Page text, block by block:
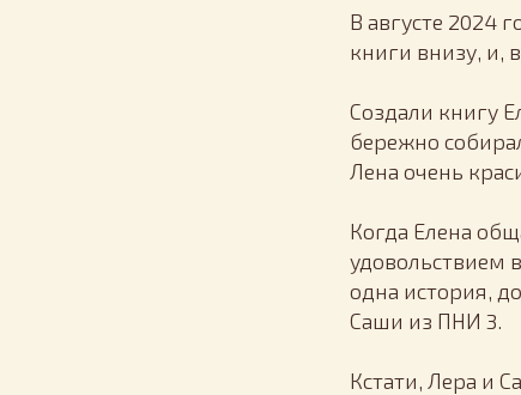
В августе 2024
книги внизу, и,
Создали книгу
бережно
Лена очень
Когда Елена
удовольствием
одна история,
Саши из ПНИ 3.
Кстати, Лера и